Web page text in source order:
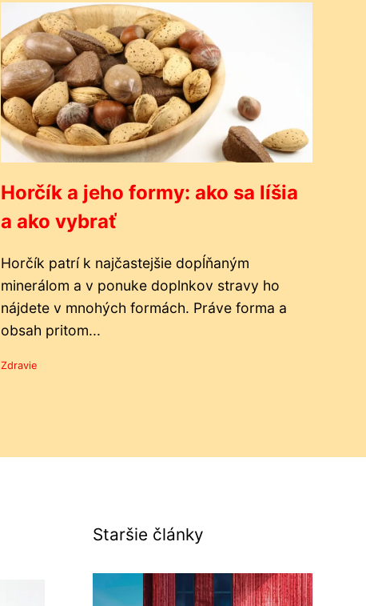
Horčík a jeho formy: ako sa líšia
a ako vybrať
Horčík patrí k najčastejšie dopĺňaným
minerálom a v ponuke doplnkov stravy ho
nájdete v mnohých formách. Práve forma a
obsah pritom...
Zdravie
Staršie články